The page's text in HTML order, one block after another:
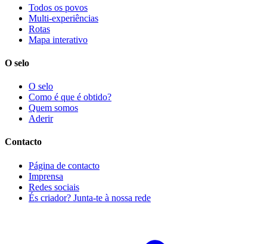
Todos os povos
Multi-experiências
Rotas
Mapa interativo
O selo
O selo
Como é que é obtido?
Quem somos
Aderir
Contacto
Página de contacto
Imprensa
Redes sociais
És criador? Junta-te à nossa rede